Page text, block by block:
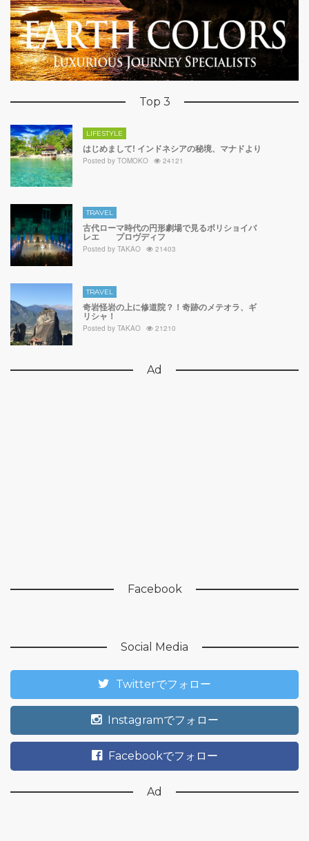
Top 3
LIFESTYLE
はじめまして! インドネシアの秘境、マナドより
Posted by TOMOKO 24121
TRAVEL
古代ローマ時代の円形劇場で見るボリショイバ
レエ プロヴディフ
Posted by TAKAO 21403
TRAVEL
奇岩怪岩の上に修道院？！奇跡のメテオラ、ギ
リシャ！
Posted by TAKAO 21210
Ad
Facebook
Social Media
Twitterでフォロー
Instagramでフォロー
Facebookでフォロー
Ad